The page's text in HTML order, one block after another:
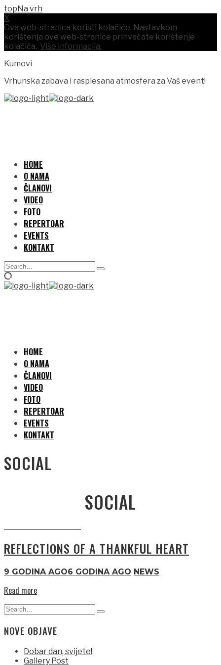
Na vrh
X
Ova web-stranica koristi kolačiće. Nastavkom
korištenja ove web-stranice prihvaćate korištenje
kolačića. Više informacija.
Kumovi
Vrhunska zabava i rasplesana atmosfera za Vaš event!
HOME
O NAMA
ČLANOVI
VIDEO
FOTO
REPERTOAR
EVENTS
KONTAKT
Search
for:
Type
HOME
O NAMA
ČLANOVI
VIDEO
FOTO
REPERTOAR
EVENTS
KONTAKT
SOCIAL
SOCIAL
REFLECTIONS OF A THANKFUL HEART
9 GODINA AGO6 GODINA AGO NEWS
Read more
Search
Type
NOVE OBJAVE
Dobar dan, svijete!
Gallery Post